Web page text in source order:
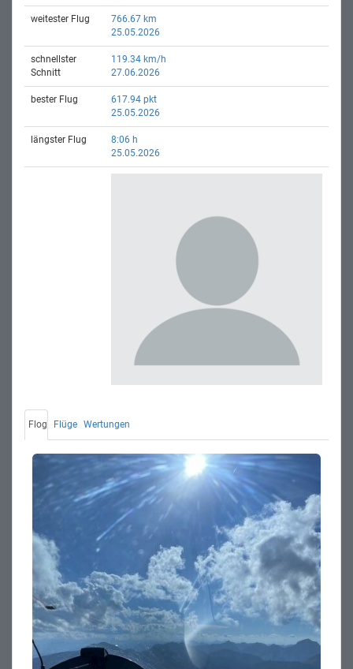
weitester Flug
766.67 km
25.05.2026
schnellster
Schnitt
119.34 km/h
27.06.2026
bester Flug
617.94 pkt
25.05.2026
längster Flug
8:06 h
25.05.2026
Flog Flüge Wertungen